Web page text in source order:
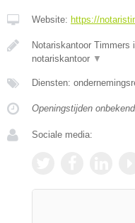
Website: https://
Notariskantoor
notariskantoor ▼
Diensten:
Openingstijden onbekend
Sociale media: